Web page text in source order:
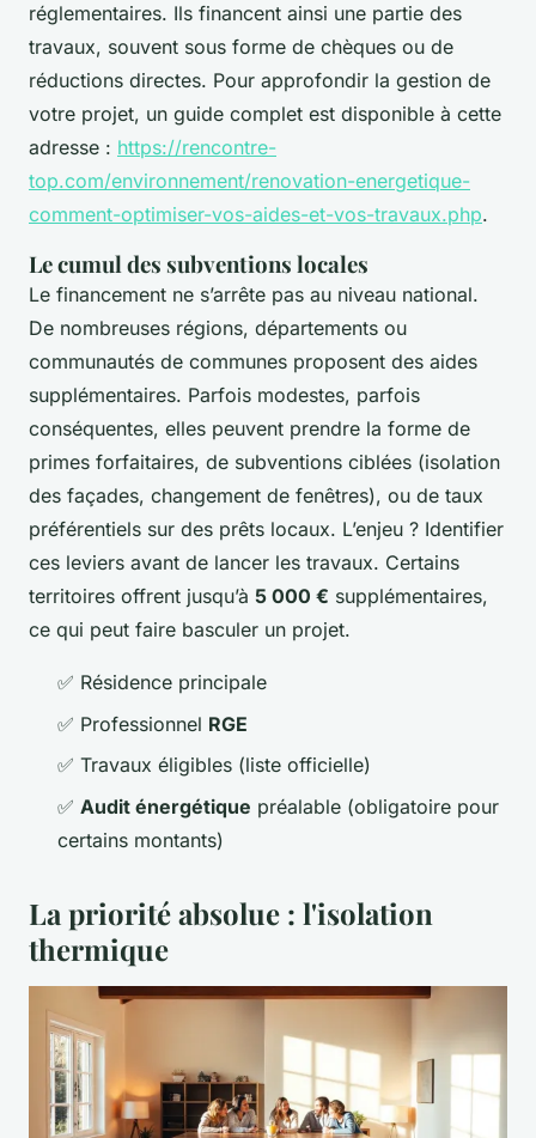
réglementaires. Ils financent ainsi une partie des
travaux, souvent sous forme de chèques ou de
réductions directes. Pour approfondir la gestion de
votre projet, un guide complet est disponible à cette
adresse : https://rencontre-
top.com/environnement/renovation-energetique-
comment-optimiser-vos-aides-et-vos-travaux.php.
Le cumul des subventions locales
Le financement ne s’arrête pas au niveau national.
De nombreuses régions, départements ou
communautés de communes proposent des aides
supplémentaires. Parfois modestes, parfois
conséquentes, elles peuvent prendre la forme de
primes forfaitaires, de subventions ciblées (isolation
des façades, changement de fenêtres), ou de taux
préférentiels sur des prêts locaux. L’enjeu ? Identifier
ces leviers avant de lancer les travaux. Certains
territoires offrent jusqu’à 5 000 € supplémentaires,
ce qui peut faire basculer un projet.
✅ Résidence principale
✅ Professionnel RGE
✅ Travaux éligibles (liste officielle)
✅ Audit énergétique préalable (obligatoire pour
certains montants)
La priorité absolue : l'isolation
thermique